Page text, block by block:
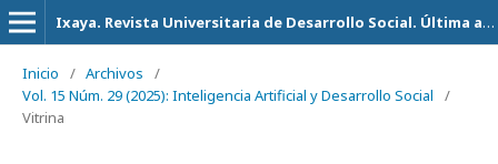
Ixaya. Revista Universitaria de Desarrollo Social. Última actualización 14 de Julio del 2026
Inicio / Archivos
/
Vol. 15 Núm. 29 (2025): Inteligencia Artificial y Desarrollo Social
/
Vitrina